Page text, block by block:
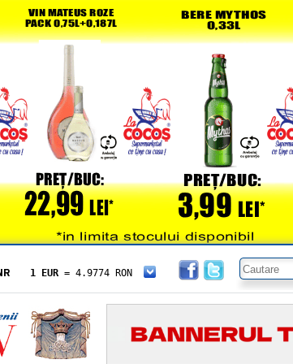
1 EUR = 4.9774 RON
= 5.8304 RON
1 XAU= 464.4611 RON
1 AED= 1.1933 RON
1 AUD= 2.7957 RON
1 BGN= 2.5449 RON